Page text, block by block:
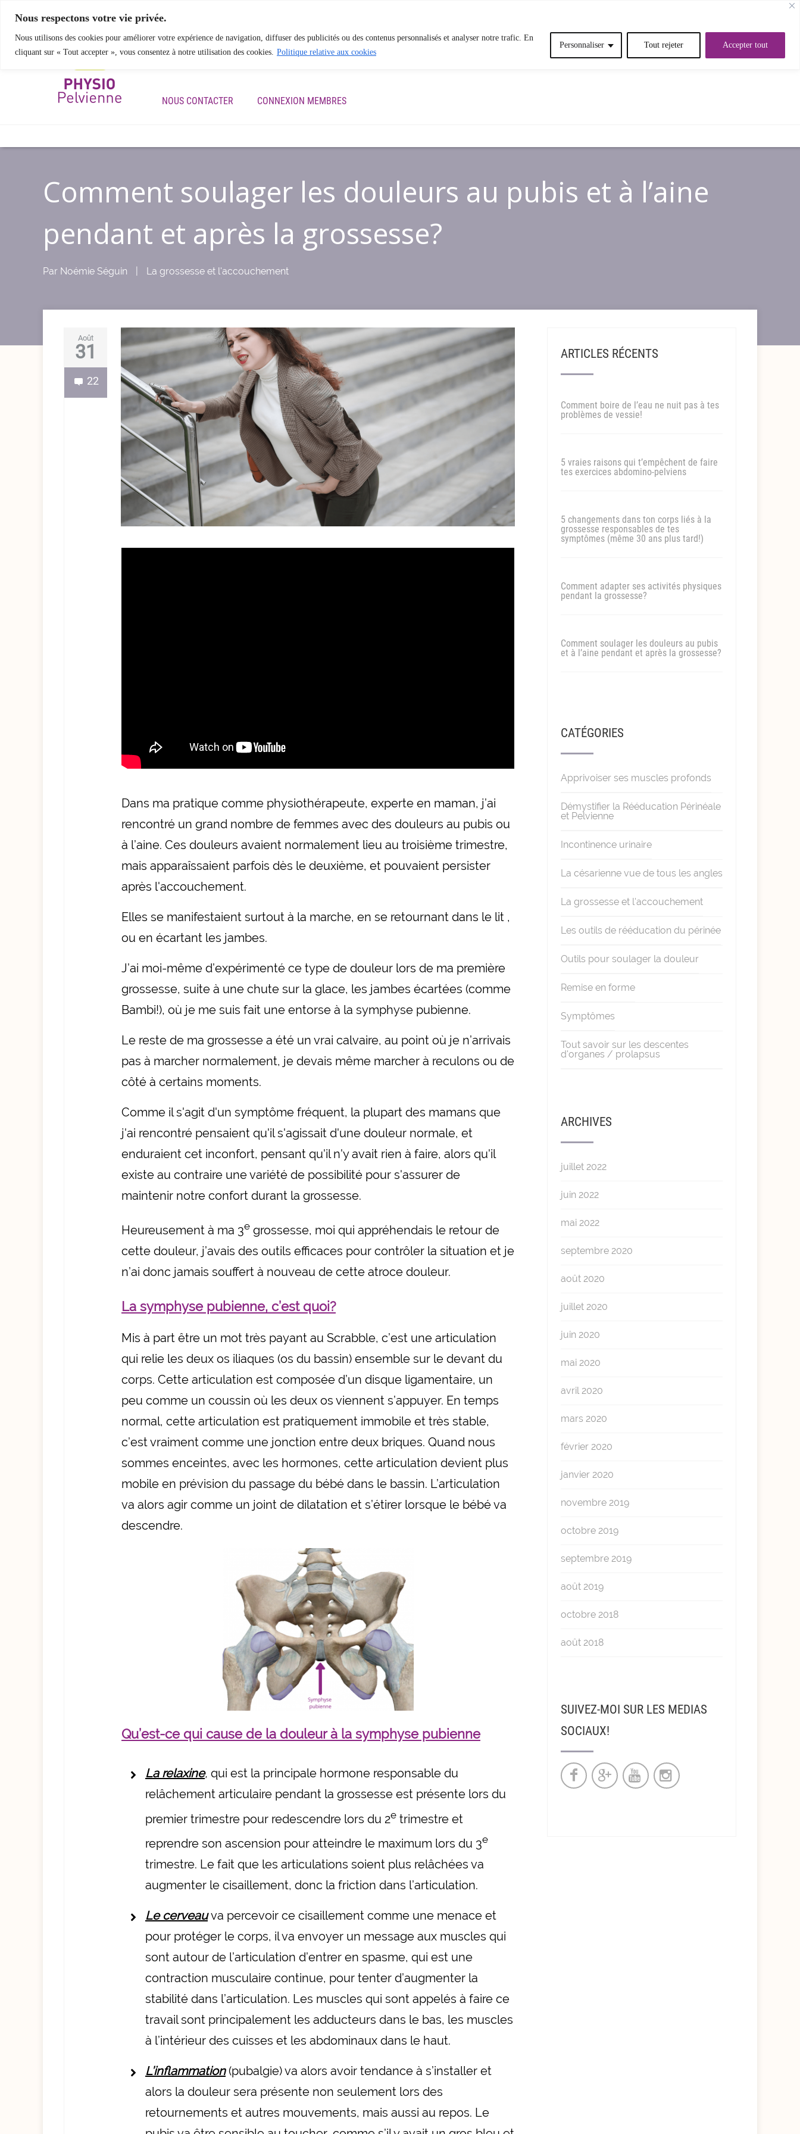
Nous respectons votre vie privée.
Nous utilisons des cookies pour améliorer votre expérience de navigation, diffuser des publicités ou des contenus personnalisés et analyser notre trafic. En
cliquant sur « Tout accepter », vous consentez à notre utilisation des cookies. Politique relative aux cookies
Personnaliser Tout rejeter Accepter tout
NOUS CONTACTER CONNEXION MEMBRES
Comment soulager les douleurs au pubis et à l’aine
pendant et après la grossesse?
Par Noémie Séguin La grossesse et l'accouchement
Août
31
22
Dans ma pratique comme physiothérapeute, experte en maman, j’ai
rencontré un grand nombre de femmes avec des douleurs au pubis ou
à l’aine. Ces douleurs avaient normalement lieu au troisième trimestre,
mais apparaîssaient parfois dès le deuxième, et pouvaient persister
après l'accouchement.
Elles se manifestaient surtout à la marche, en se retournant dans le lit ,
ou en écartant les jambes.
J’ai moi-même d’expérimenté ce type de douleur lors de ma première
grossesse, suite à une chute sur la glace, les jambes écartées (comme
Bambi!), où je me suis fait une entorse à la symphyse pubienne.
Le reste de ma grossesse a été un vrai calvaire, au point où je n’arrivais
pas à marcher normalement, je devais même marcher à reculons ou de
côté à certains moments.
Comme il s'agit d'un symptôme fréquent, la plupart des mamans que
j'ai rencontré pensaient qu'il s'agissait d'une douleur normale, et
enduraient cet inconfort, pensant qu'il n'y avait rien à faire, alors qu'il
existe au contraire une variété de possibilité pour s'assurer de
maintenir notre confort durant la grossesse.
Heureusement à ma 3e grossesse, moi qui appréhendais le retour de
cette douleur, j’avais des outils efficaces pour contrôler la situation et je
n’ai donc jamais souffert à nouveau de cette atroce douleur.
La symphyse pubienne, c’est quoi?
Mis à part être un mot très payant au Scrabble, c’est une articulation
qui relie les deux os iliaques (os du bassin) ensemble sur le devant du
corps. Cette articulation est composée d’un disque ligamentaire, un
peu comme un coussin où les deux os viennent s’appuyer. En temps
normal, cette articulation est pratiquement immobile et très stable,
c’est vraiment comme une jonction entre deux briques. Quand nous
sommes enceintes, avec les hormones, cette articulation devient plus
mobile en prévision du passage du bébé dans le bassin. L’articulation
va alors agir comme un joint de dilatation et s’étirer lorsque le bébé va
descendre.
Qu’est-ce qui cause de la douleur à la symphyse pubienne
La relaxine, qui est la principale hormone responsable du
relâchement articulaire pendant la grossesse est présente lors du
premier trimestre pour redescendre lors du 2e trimestre et
reprendre son ascension pour atteindre le maximum lors du 3e
trimestre. Le fait que les articulations soient plus relâchées va
augmenter le cisaillement, donc la friction dans l’articulation.
Le cerveau va percevoir ce cisaillement comme une menace et
pour protéger le corps, il va envoyer un message aux muscles qui
sont autour de l’articulation d’entrer en spasme, qui est une
contraction musculaire continue, pour tenter d’augmenter la
stabilité dans l’articulation. Les muscles qui sont appelés à faire ce
travail sont principalement les adducteurs dans le bas, les muscles
à l’intérieur des cuisses et les abdominaux dans le haut.
L’inflammation(pubalgie) va alors avoir tendance à s’installer et
alors la douleur sera présente non seulement lors des
retournements et autres mouvements, mais aussi au repos. Le
ARTICLES RÉCENTS
Comment boire de l’eau ne nuit pas à tes
problèmes de vessie!
5 vraies raisons qui t’empêchent de faire
tes exercices abdomino-pelviens
5 changements dans ton corps liés à la
grossesse responsables de tes
symptômes (même 30 ans plus tard!)
Comment adapter ses activités physiques
pendant la grossesse?
Comment soulager les douleurs au pubis
et à l’aine pendant et après la grossesse?
CATÉGORIES
Apprivoiser ses muscles profonds
Démystifier la Rééducation Périnéale
et Pelvienne
Incontinence urinaire
La césarienne vue de tous les angles
La grossesse et l'accouchement
Les outils de rééducation du périnée
Outils pour soulager la douleur
Remise en forme
Symptômes
Tout savoir sur les descentes
d'organes / prolapsus
ARCHIVES
juillet 2022
juin 2022
mai 2022
septembre 2020
août 2020
juillet 2020
juin 2020
mai 2020
avril 2020
mars 2020
février 2020
janvier 2020
novembre 2019
octobre 2019
septembre 2019
août 2019
octobre 2018
août 2018
SUIVEZ-MOI SUR LES MEDIAS
SOCIAUX!